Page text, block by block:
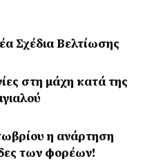
Σχέδια Βελτίωσης
στη μάχη κατά της
η ανάρτηση
των φορέων!